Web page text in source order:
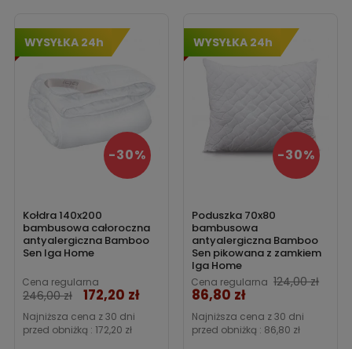
WYSYŁKA 24h
Kołdra 140x200
bambusowa całoroczna
antyalergiczna Bamboo
Sen Iga Home
Cena regularna
246,00 zł
-30%
Cena
172,20 zł
Najniższa cena z 30 dni
przed obniżką : 172,20 zł
WYSYŁKA 24h
Poduszka 70x80
bambusowa
antyalergiczna Bamboo
Sen pikowana z zamkiem
Iga Home
Cena regularna 124,00 zł
-30%
Cena
86,80 zł
Najniższa cena z 30 dni
przed obniżką : 86,80 zł